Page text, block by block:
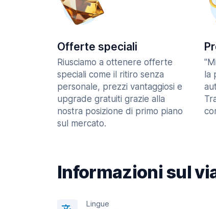
Offerte speciali
Riusciamo a ottenere offerte
speciali come il ritiro senza
personale, prezzi vantaggiosi e
upgrade gratuiti grazie alla
nostra posizione di primo piano
sul mercato.
la
Informazioni sul
Lingue